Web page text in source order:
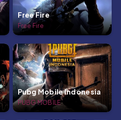
Free Fire
Free Fire
Pubg Mobile Indonesia
PUBG MOBILE